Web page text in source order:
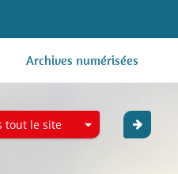
Archives numérisées
tout le site